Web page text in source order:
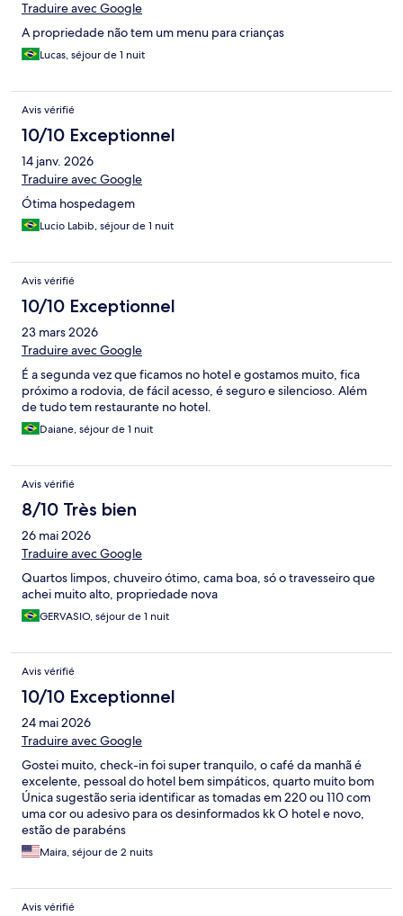
Traduire avec Google
A propriedade não tem um menu para crianças
Lucas, séjour de 1 nuit
Avis vérifié
10/10 Exceptionnel
14 janv. 2026
Traduire avec Google
Ótima hospedagem
Lucio Labib, séjour de 1 nuit
Avis vérifié
10/10 Exceptionnel
23 mars 2026
Traduire avec Google
É a segunda vez que ficamos no hotel e gostamos muito, fica
próximo a rodovia, de fácil acesso, é seguro e silencioso. Além
de tudo tem restaurante no hotel.
Daiane, séjour de 1 nuit
Avis vérifié
8/10 Très bien
26 mai 2026
Traduire avec Google
Quartos limpos, chuveiro ótimo, cama boa, só o travesseiro que
achei muito alto, propriedade nova
GERVASIO, séjour de 1 nuit
Avis vérifié
10/10 Exceptionnel
24 mai 2026
Traduire avec Google
Gostei muito, check-in foi super tranquilo, o café da manhã é
excelente, pessoal do hotel bem simpáticos, quarto muito bom
Única sugestão seria identificar as tomadas em 220 ou 110 com
uma cor ou adesivo para os desinformados kk O hotel e novo,
estão de parabéns
Maira, séjour de 2 nuits
Avis vérifié